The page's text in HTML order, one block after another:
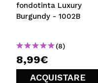
fondotinta Luxury
Burgundy - 1002B
(8)
8,99€
ACQUISTARE